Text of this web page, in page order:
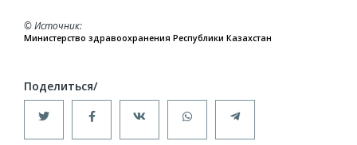
© Источник
Министерство здравоохранения Республики Казахстан